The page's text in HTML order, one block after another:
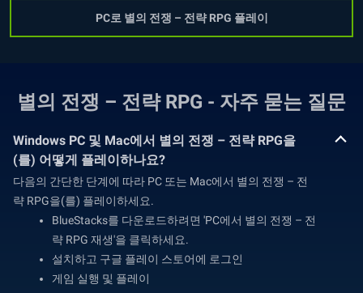
PC로 별의 전쟁 – 전략 RPG 플레이
별의 전쟁 – 전략 RPG - 자주 묻는 질문
Windows PC 및 Mac에서 별의 전쟁 – 전략 RPG을
(를) 어떻게 플레이하나요?
다음의 간단한 단계에 따라 PC 또는 Mac에서 별의 전쟁 – 전
략 RPG을(를) 플레이하세요.
BlueStacks를 다운로드하려면 'PC에서 별의 전쟁 – 전
략 RPG 재생'을 클릭하세요.
설치하고 구글 플레이 스토어에 로그인
게임 실행 및 플레이